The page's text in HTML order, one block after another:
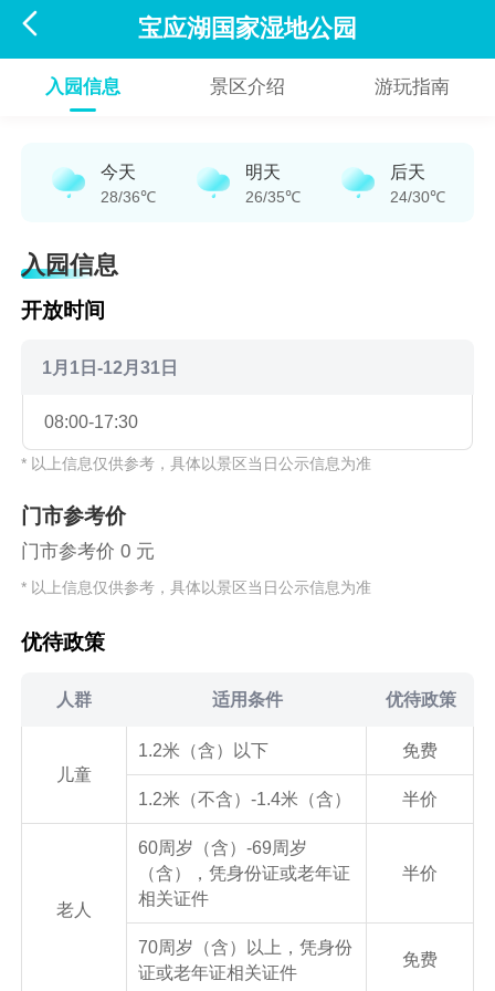
 宝应湖国家湿地公园
入园信息 景区介绍 游玩指南
今天
28/36℃
明天
26/35℃
后天
24/30℃
入园信息
开放时间
1月1日-12月31日
08:00-17:30
* 以上信息仅供参考，具体以景区当日公示信息为准
门市参考价
门市参考价 0 元
* 以上信息仅供参考，具体以景区当日公示信息为准
优待政策
人群 适用条件 优待政策
儿童
1.2米（含）以下 免费
1.2米（不含）-1.4米（含） 半价
老人
60周岁（含）-69周岁
（含），凭身份证或老年证
相关证件
半价
70周岁（含）以上，凭身份
证或老年证相关证件
免费